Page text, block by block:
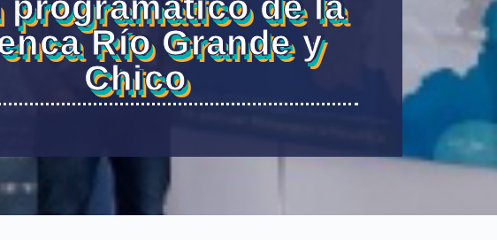
Río Grande y
Chico